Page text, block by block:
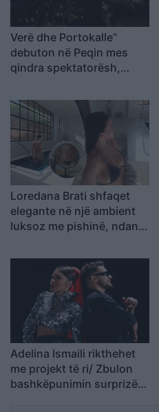
Verë dhe Portokalle”
debuton në Peqin mes
qindra spektatorësh,
Kavajë
Loredana Brati shfaqet
elegante në një ambient
luksoz me pishinë, ndan
ndjekësit
Adelina Ismaili rikthehet
me projekt të ri/ Zbulon
bashkëpunimin surprizë